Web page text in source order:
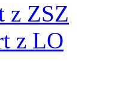
z ZSZ
z LO